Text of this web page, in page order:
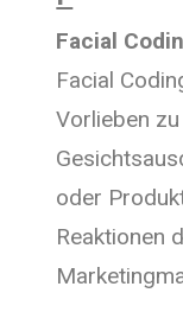
Facial
Facial
Vorlieben
oder
Reaktionen